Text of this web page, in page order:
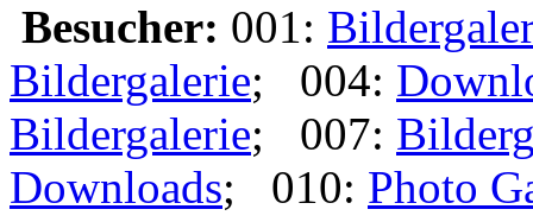
Besucher: 001:
Bildergalerie; 004:
Bildergalerie; 007:
Downloads; 010: Photo